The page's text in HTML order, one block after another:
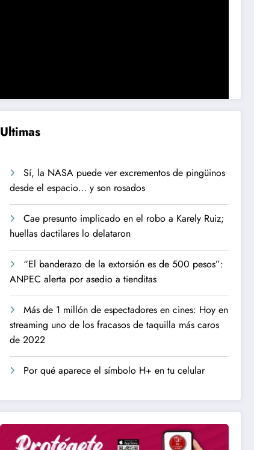
Ultimas
Sí, la NASA puede ver excrementos de pingüinos
desde el espacio… y son rosados
Cae presunto implicado en el robo a Karely Ruiz;
huellas dactilares lo delataron
“El banderazo de la extorsión es de 500 pesos”:
ANPEC alerta por asedio a tienditas
Más de 1 millón de espectadores en cines: Hoy en
streaming uno de los fracasos de taquilla más caros
de 2022
Por qué aparece el símbolo H+ en tu celular